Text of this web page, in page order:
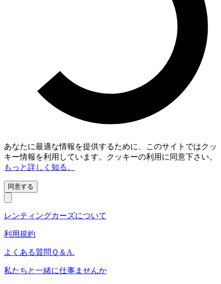
あなたに最適な情報を提供するために、このサイトではクッ
キー情報を利用しています。クッキーの利用に同意下さい。
もっと詳しく知る。
同意する
レンティングカーズについて
利用規約
よくある質問Ｑ＆A.
私たちと一緒に仕事ませんか